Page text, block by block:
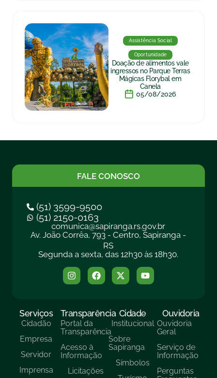
Assistência Social
Oportunidade
Doação de alimentos vale
ingressos no Parque Terras
Mágicas Florybal em
Canela
05/08/2026
FALE CONOSCO
(51) 3599-9500
(51) 2150-0163
comunica@sapiranga.rs.gov.br
Av. João Corrêa, 793 - Centro, Sapiranga -
RS
Segunda a sexta, das 12h30 às 18h30.
Serviços
Cidadão
Empresa
Servidor
Imprensa
Transparência
Portal da
Transparência
Acesso à
Informação
Licitações
Cidade
Institucional
Sobre
Sapiranga
Símbolos
Ouvidoria
Ouvidoria
Geral
Serviço de
Informação
Perguntas